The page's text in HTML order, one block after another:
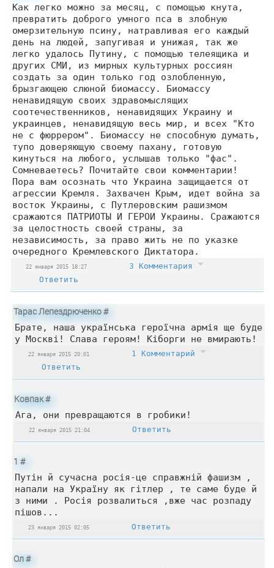
Как легко можно за месяц, c помощью кнута,
превратить доброго умного пса в злобную
омерзительную псину, натравливая его каждый
день на людей, запугивая и унижая, так же
легко удалось Путину, с помощью телеящика и
других СМИ, из мирных культурных россиян
создать за один только год озлобленную,
брызгающею слюной биомассу. Биомассу
ненавидящую своих здравомыслящих
соотечественников, ненавидящих Украину и
украинцев, ненавидящую весь мир, и всех "Кто
не с фюррером". Биомассу не способную думать,
тупо доверяющую своему пахану, готовую
кинуться на любого, услышав только "фас".
Сомневаетесь? Почитайте свои комментарии!
Пора вам осознать что Украина защищается от
агрессии Кремля. Захвачен Крым, идет война за
восток Украины, с Путлеровским рашизмом
сражаются ПАТРИОТЫ И ГЕРОИ Украины. Сражаются
за целостность своей страны, за
независимость, за право жить не по указке
очередного Кремлевского Диктатора.
22 января 2015 18:27
3 Комментария
Ответить
Тарас Лепездрюченко#
Брате, наша українська героїчна армія ще буде
у Москві! Слава героям! Кіборги не вмирають!
22 января 2015 20:01
1 Комментарий
Ответить
Ковпак#
Ага, они превращаются в гробики!
22 января 2015 21:04 Ответить
1 #
Путін й сучасна росія-це справжній фашизм ,
напали на Україну як гітлер , те саме буде й
з ними . Росія розвалиться ,вже час розпаду
пішов...
23 января 2015 02:05 Ответить
Ол#